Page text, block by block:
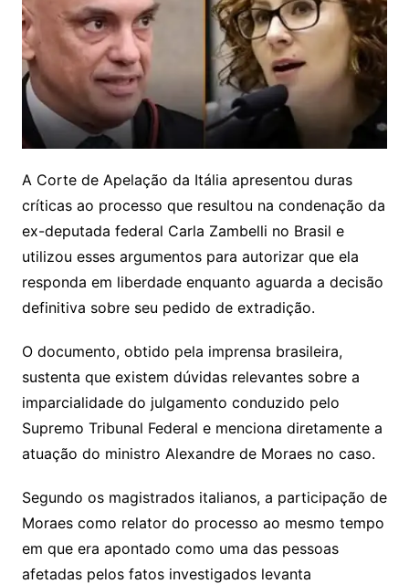
A Corte de Apelação da Itália apresentou duras
críticas ao processo que resultou na condenação da
ex-deputada federal Carla Zambelli no Brasil e
utilizou esses argumentos para autorizar que ela
responda em liberdade enquanto aguarda a decisão
definitiva sobre seu pedido de extradição.
O documento, obtido pela imprensa brasileira,
sustenta que existem dúvidas relevantes sobre a
imparcialidade do julgamento conduzido pelo
Supremo Tribunal Federal e menciona diretamente a
atuação do ministro Alexandre de Moraes no caso.
Segundo os magistrados italianos, a participação de
Moraes como relator do processo ao mesmo tempo
em que era apontado como uma das pessoas
afetadas pelos fatos investigados levanta